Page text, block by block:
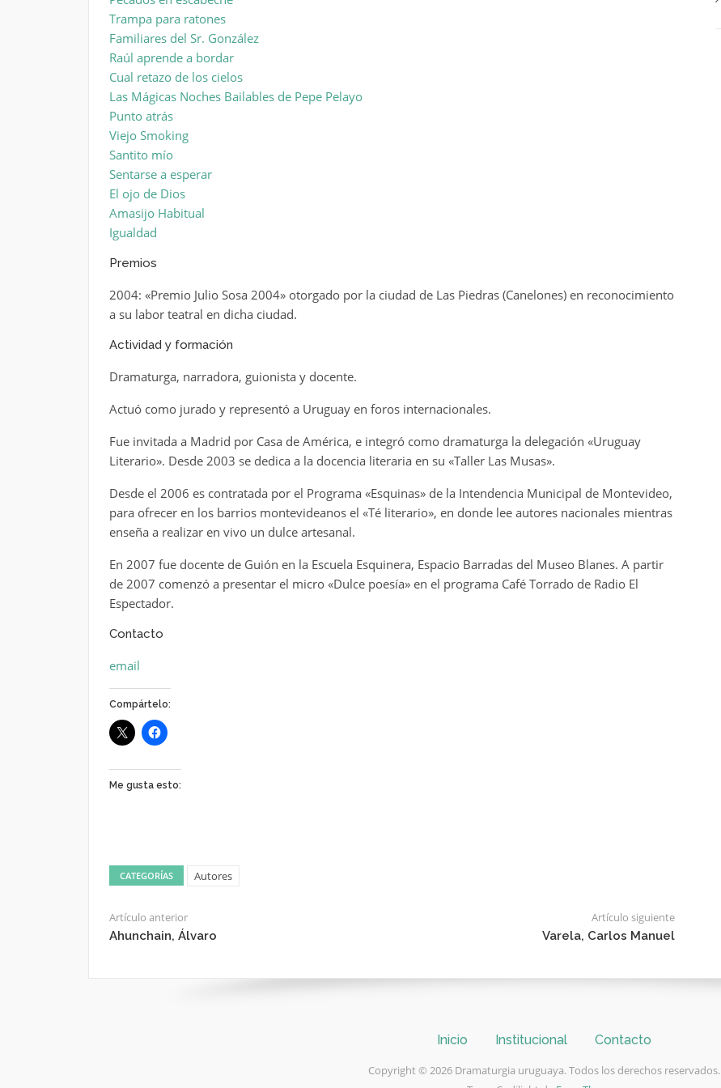
Trampa para ratones
Familiares del Sr. González
Raúl aprende a bordar
Cual retazo de los cielos
Las Mágicas Noches Bailables de Pepe Pelayo
Punto atrás
Viejo Smoking
Santito mío
Sentarse a esperar
El ojo de Dios
Amasijo Habitual
Igualdad
Premios
2004: «Premio Julio Sosa 2004» otorgado por la ciudad de Las Piedras (Canelones) en reconocimiento
a su labor teatral en dicha ciudad.
Actividad y formación
Dramaturga, narradora, guionista y docente.
Actuó como jurado y representó a Uruguay en foros internacionales.
Fue invitada a Madrid por Casa de América, e integró como dramaturga la delegación «Uruguay
Literario». Desde 2003 se dedica a la docencia literaria en su «Taller Las Musas».
Desde el 2006 es contratada por el Programa «Esquinas» de la Intendencia Municipal de Montevideo,
para ofrecer en los barrios montevideanos el «Té literario», en donde lee autores nacionales mientras
enseña a realizar en vivo un dulce artesanal.
En 2007 fue docente de Guión en la Escuela Esquinera, Espacio Barradas del Museo Blanes. A partir
de 2007 comenzó a presentar el micro «Dulce poesía» en el programa Café Torrado de Radio El
Espectador.
Contacto
email
Compártelo:
Me gusta esto:
CATEGORÍAS Autores
Artículo anterior
Ahunchain, Álvaro
Artículo siguiente
Varela, Carlos Manuel
Inicio Institucional Contacto
Copyright © 2026 Dramaturgia uruguaya. Todos los derechos reservados.